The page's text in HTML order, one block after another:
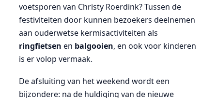
voetsporen van Christy Roerdink? Tussen de
festiviteiten door kunnen bezoekers deelnemen
aan ouderwetse kermisactiviteiten als
ringfietsen en balgooien, en ook voor kinderen
is er volop vermaak.
De afsluiting van het weekend wordt een
bijzondere: na de huldiging van de nieuwe